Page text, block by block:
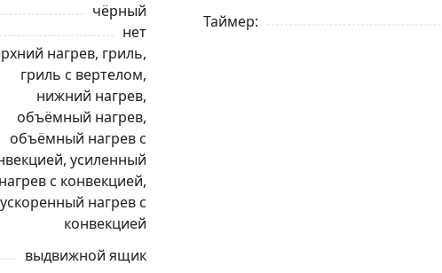
чёрный
нет
нагрев, гриль,
гриль с вертелом,
нижний нагрев,
объёмный нагрев,
объёмный нагрев с
усиленный
нагрев с конвекцией,
ускоренный нагрев с
конвекцией
выдвижной ящик
Таймер